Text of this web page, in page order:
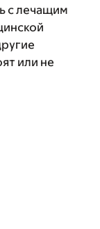
с лечащим
или не